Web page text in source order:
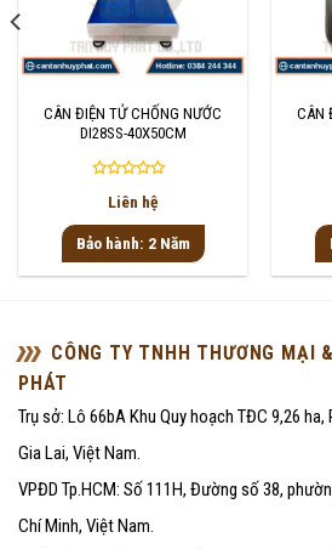
CÂN ĐIỆN TỬ CHỐNG NƯỚC
DI28SS-40X50CM
Được
hạng
0
5
Liên hệ
Bảo hành: 2 Năm
CÂN
CÔNG TY TNHH THƯƠNG MẠI
PHÁT
Trụ sở: Lô 66bA Khu Quy hoạch TĐC 9,26 ha,
Gia Lai, Việt Nam.
VPĐD Tp.HCM: Số 111H, Đường số 38,
Chí Minh, Việt Nam.